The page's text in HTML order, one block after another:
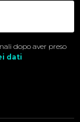
dopo aver preso
dati